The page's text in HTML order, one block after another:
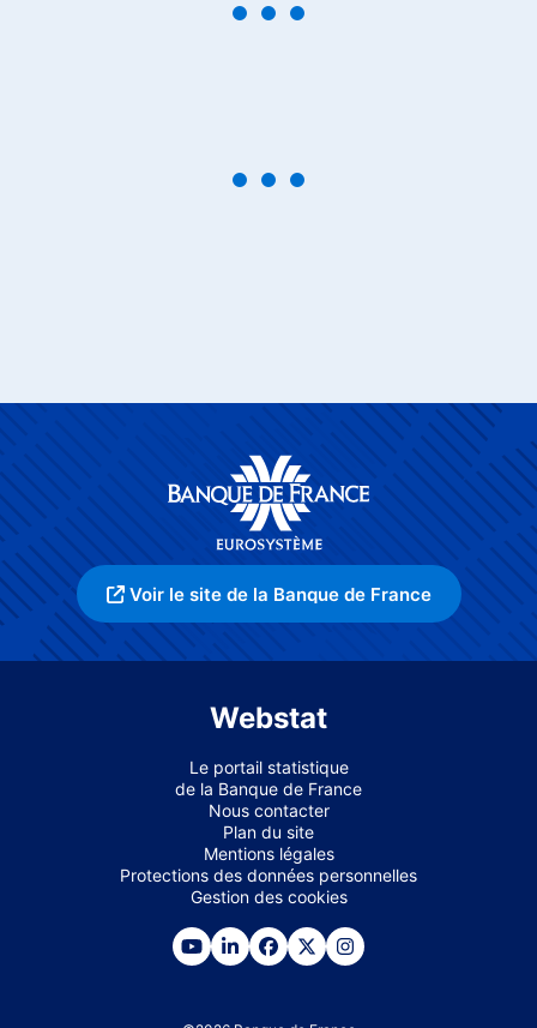
Voir le site de la Banque de France
Webstat
Le portail statistique
de la Banque de France
Nous contacter
Plan du site
Mentions légales
Protections des données personnelles
Gestion des cookies